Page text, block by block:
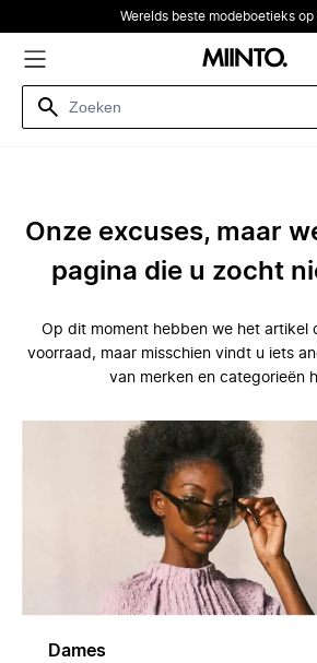
Werelds beste modeboetieks op
Onze excuses, maar
pagina die u zocht
Op dit moment hebben we het artikel
voorraad, maar misschien vindt u iets
van merken en categorieën
Dames